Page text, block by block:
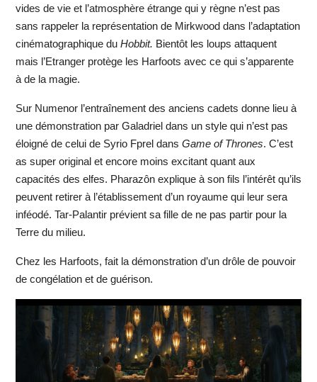
vides de vie et l’atmosphère étrange qui y règne n’est pas
sans rappeler la représentation de Mirkwood dans l’adaptation
cinématographique du Hobbit. Bientôt les loups attaquent
mais l’Etranger protège les Harfoots avec ce qui s’apparente
à de la magie.
Sur Numenor l’entraînement des anciens cadets donne lieu à
une démonstration par Galadriel dans un style qui n’est pas
éloigné de celui de Syrio Fprel dans Game of Thrones. C’est
as super original et encore moins excitant quant aux
capacités des elfes. Pharazôn explique à son fils l’intérêt qu’ils
peuvent retirer à l’établissement d’un royaume qui leur sera
inféodé. Tar-Palantir prévient sa fille de ne pas partir pour la
Terre du milieu.
Chez les Harfoots, fait la démonstration d’un drôle de pouvoir
de congélation et de guérison.